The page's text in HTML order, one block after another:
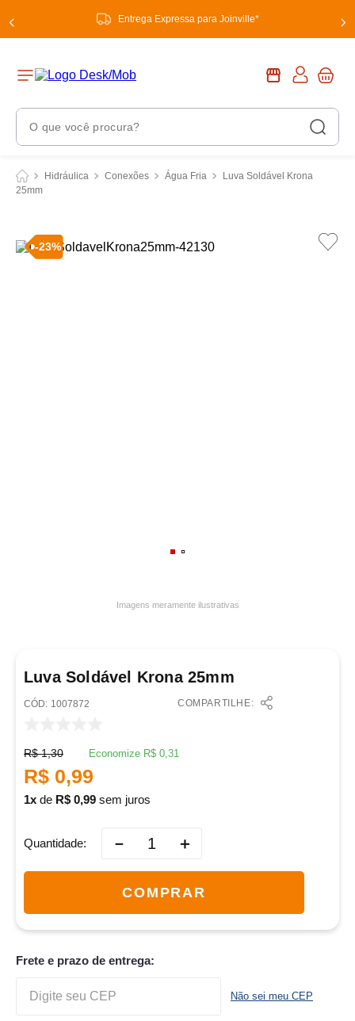
Entrega Expressa para Joinville*
O que você procura?
Hidráulica Conexões Água Fria
Luva Soldável Krona
25mm
-23%
Imagens meramente ilustrativas
Luva Soldável Krona 25mm
: 1007872 COMPARTILHE:
R$ 1,30 Economize R$ 0,31
R$ 0,99
1 de R$ 0,99 sem juros
Quantidade ＋
－
COMPRAR
Frete e prazo de entrega:
Não sei meu CEP
Termos Mais Buscados
3º torneira